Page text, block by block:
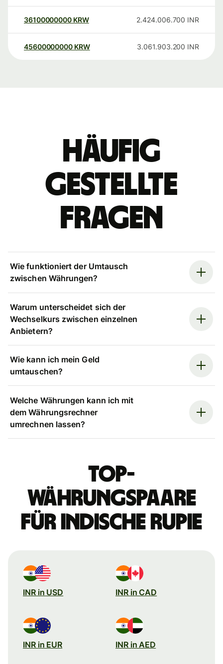
36100000000 KRW 2.424.006.700 INR
45600000000 KRW 3.061.903.200 INR
Häufig
gestellte
Fragen
Wie funktioniert der Umtausch
zwischen Währungen?
Warum unterscheidet sich der
Wechselkurs zwischen einzelnen
Anbietern?
Wie kann ich mein Geld
umtauschen?
Welche Währungen kann ich mit
dem Währungsrechner
umrechnen lassen?
Top-
Währungspaare
für indische Rupie
INR in USD INR in CAD
INR in EUR INR in AED